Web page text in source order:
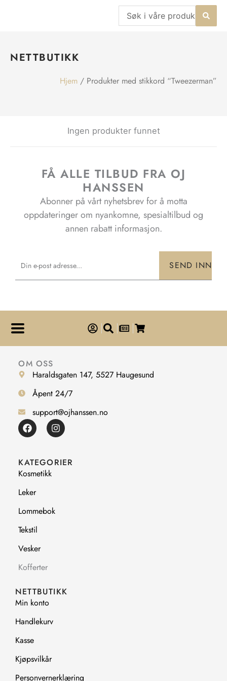
Search
...
NETTBUTIKK
Hjem / Produkter med stikkord “Tweezerman”
Ingen produkter funnet
FÅ ALLE TILBUD FRA OJ
HANSSEN
Abonner på vårt nyhetsbrev for å motta
oppdateringer om nyankomne, spesialtilbud og
annen rabatt informasjon.
SEND INN
OM OSS
Haraldsgaten 147, 5527 Haugesund
Åpent 24/7
support@ojhanssen.no
F
a
c
b
o
o
k
I
n
s
a
g
KATEGORIER
Kosmetikk
Leker
Lommebok
Tekstil
Vesker
Kofferter
NETTBUTIKK
Min konto
Handlekurv
Kasse
Kjøpsvilkår
Personvernerklæring